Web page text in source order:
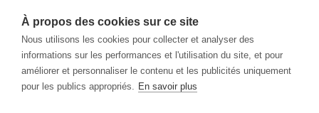
À propos des cookies sur ce site
Nous utilisons les cookies pour collecter et analyser des
informations sur les performances et l'utilisation du site, et pour
améliorer et personnaliser le contenu et les publicités uniquement
pour les publics appropriés. En savoir plus